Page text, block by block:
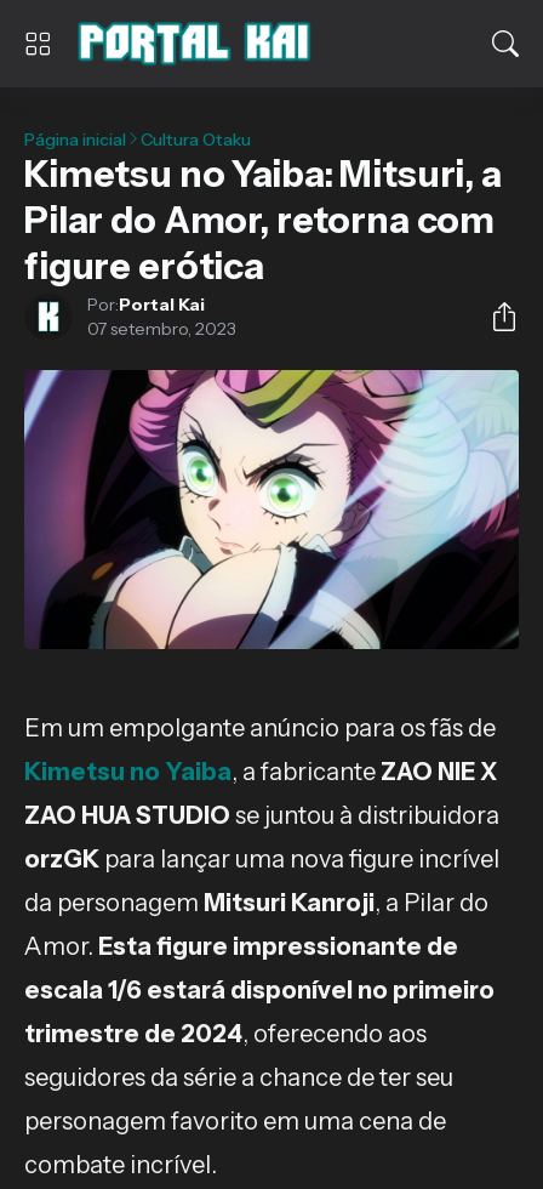
Página inicial Cultura Otaku
Kimetsu no Yaiba: Mitsuri, a
Pilar do Amor, retorna com
figure erótica
Por:Portal Kai
07 setembro, 2023
Em um empolgante anúncio para os fãs de
Kimetsu no Yaiba, a fabricante ZAO NIE X
ZAO HUA STUDIO se juntou à distribuidora
orzGK para lançar uma nova figure incrível
da personagem Mitsuri Kanroji, a Pilar do
Amor. Esta figure impressionante de
escala 1/6 estará disponível no primeiro
trimestre de 2024, oferecendo aos
seguidores da série a chance de ter seu
personagem favorito em uma cena de
combate incrível.